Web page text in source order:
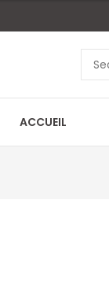
ACCUEIL